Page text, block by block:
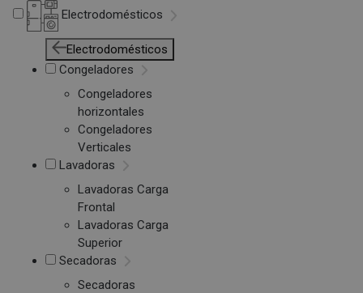
Electrodomésticos
Electrodomésticos
Congeladores
Congeladores
horizontales
Congeladores
Verticales
Lavadoras
Lavadoras Carga
Frontal
Lavadoras Carga
Superior
Secadoras
Secadoras